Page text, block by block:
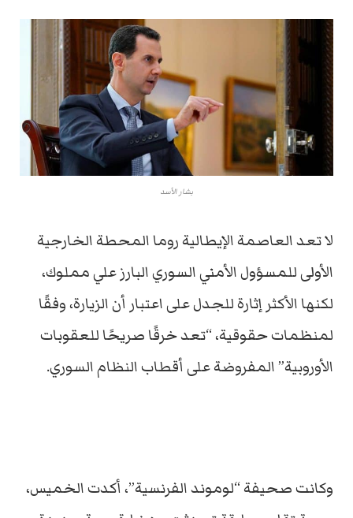
بشار الأسد
لا تعد العاصمة الإيطالية روما المحطة الخارجية
الأولى للمسؤول الأمني السوري البارز علي مملوك،
لكنها الأكثر إثارة للجدل على اعتبار أن الزيارة، وفقًا
لمنظمات حقوقية، “تعد خرقًا صريحًا للعقوبات
الأوروبية” المفروضة على أقطاب النظام السوري.
وكانت صحيفة “لوموند الفرنسية”، أكدت الخميس،